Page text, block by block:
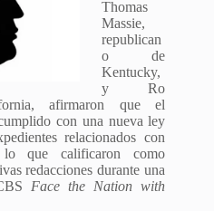
Thomas
Massie,
republican
o de
Kentucky,
y Ro
afirmaron que el
con una nueva ley
relacionados con
que calificaron como
redacciones durante una
Face the Nation with